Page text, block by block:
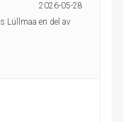
2026-05-28
Lüllmaa en del av